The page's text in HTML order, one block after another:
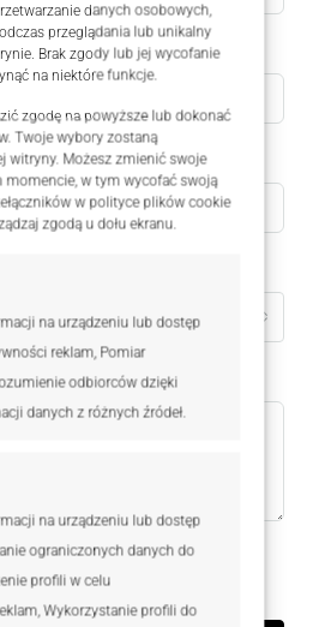
danych osobowych,
przeglądania lub unikalny
Brak zgody lub jej wycofanie
na niektóre funkcje.
zgodę na powyższe lub dokonać
Twoje wybory zostaną
witryny. Możesz zmienić swoje
w tym wycofać swoją
w polityce plików cookie
zgodą u dołu ekranu.
na urządzeniu lub dostęp
reklam, Pomiar
odbiorców dzięki
danych z różnych źródeł.
na urządzeniu lub dostęp
ograniczonych danych do
profili w celu
Wykorzystanie profili do
zgadzam się zpolityką